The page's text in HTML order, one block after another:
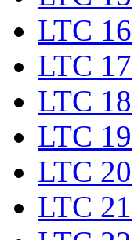
LTC 16
LTC 17
LTC 18
LTC 19
LTC 20
LTC 21